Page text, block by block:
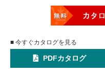
■ 今すぐカタログを見る
PDFカタログ